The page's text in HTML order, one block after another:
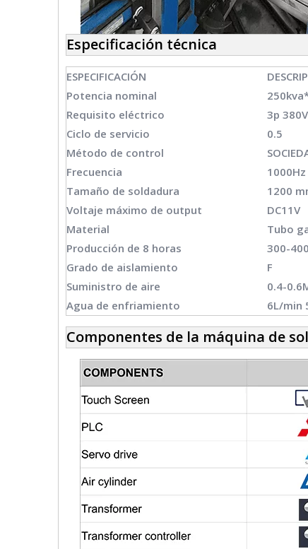
Especificación técnica
ESPECIFICACIÓN
Potencia nominal
Requisito eléctrico
3p
Ciclo de servicio
0.5
Método de control
Frecuencia
1000Hz
Tamaño de soldadura
1200
Voltaje máximo de output
DC11V
Material
Tubo
Producción de 8 horas
300-
Grado de aislamiento
F
Suministro de aire
0.4-
Agua de enfriamiento
6L/min
Componentes de la máquina de